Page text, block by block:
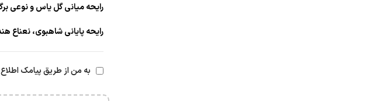
رایحه میانی گل یاس و نوعی
رایحه پایانی شاهبوی، نعناع
به من از طریق پیامک